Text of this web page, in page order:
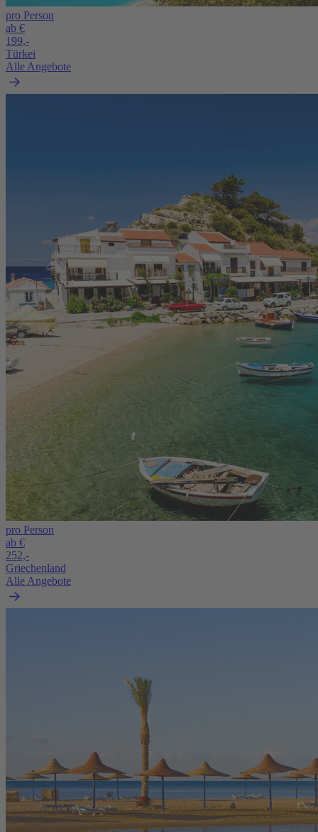
pro Person
ab €
199,-
Türkei
Alle Angebote
pro Person
ab €
252,-
Griechenland
Alle Angebote